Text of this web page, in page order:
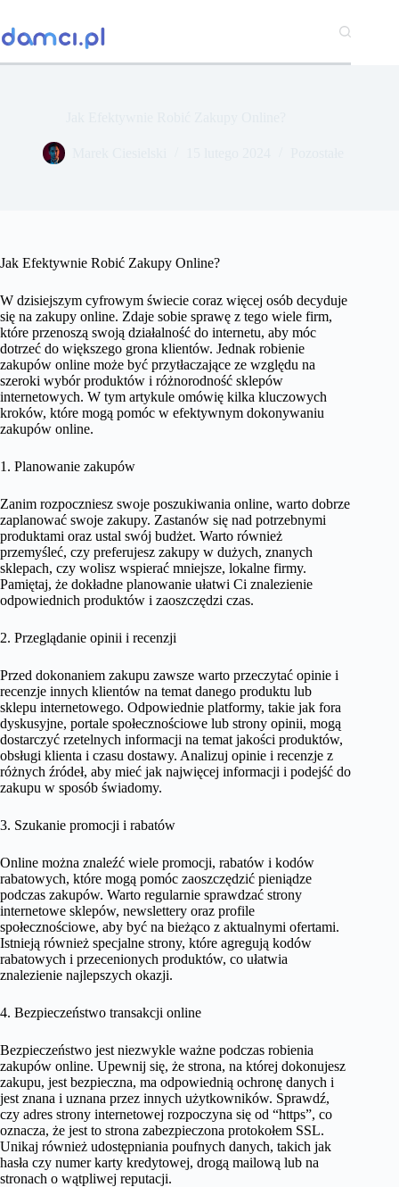
treści
Jak Efektywnie Robić Zakupy Online?
W dzisiejszym cyfrowym świecie coraz więcej osób decyduje
się na zakupy online. Zdaje sobie sprawę z tego wiele firm,
które przenoszą swoją działalność do internetu, aby móc
dotrzeć do większego grona klientów. Jednak robienie
zakupów online może być przytłaczające ze względu na
szeroki wybór produktów i różnorodność sklepów
internetowych. W tym artykule omówię kilka kluczowych
kroków, które mogą pomóc w efektywnym dokonywaniu
zakupów online.
1. Planowanie zakupów
Zanim rozpoczniesz swoje poszukiwania online, warto dobrze
zaplanować swoje zakupy. Zastanów się nad potrzebnymi
produktami oraz ustal swój budżet. Warto również
przemyśleć, czy preferujesz zakupy w dużych, znanych
sklepach, czy wolisz wspierać mniejsze, lokalne firmy.
Pamiętaj, że dokładne planowanie ułatwi Ci znalezienie
odpowiednich produktów i zaoszczędzi czas.
2. Przeglądanie opinii i recenzji
Przed dokonaniem zakupu zawsze warto przeczytać opinie i
recenzje innych klientów na temat danego produktu lub
sklepu internetowego. Odpowiednie platformy, takie jak fora
dyskusyjne, portale społecznościowe lub strony opinii, mogą
dostarczyć rzetelnych informacji na temat jakości produktów,
obsługi klienta i czasu dostawy. Analizuj opinie i recenzje z
różnych źródeł, aby mieć jak najwięcej informacji i podejść do
zakupu w sposób świadomy.
3. Szukanie promocji i rabatów
Online można znaleźć wiele promocji, rabatów i kodów
rabatowych, które mogą pomóc zaoszczędzić pieniądze
podczas zakupów. Warto regularnie sprawdzać strony
internetowe sklepów, newslettery oraz profile
społecznościowe, aby być na bieżąco z aktualnymi ofertami.
Istnieją również specjalne strony, które agregują kodów
rabatowych i przecenionych produktów, co ułatwia
znalezienie najlepszych okazji.
4. Bezpieczeństwo transakcji online
Bezpieczeństwo jest niezwykle ważne podczas robienia
zakupów online. Upewnij się, że strona, na której dokonujesz
zakupu, jest bezpieczna, ma odpowiednią ochronę danych i
jest znana i uznana przez innych użytkowników. Sprawdź,
czy adres strony internetowej rozpoczyna się od “https”, co
oznacza, że ​​jest to strona zabezpieczona protokołem SSL.
Unikaj również udostępniania poufnych danych, takich jak
hasła czy numer karty kredytowej, drogą mailową lub na
stronach o wątpliwej reputacji.